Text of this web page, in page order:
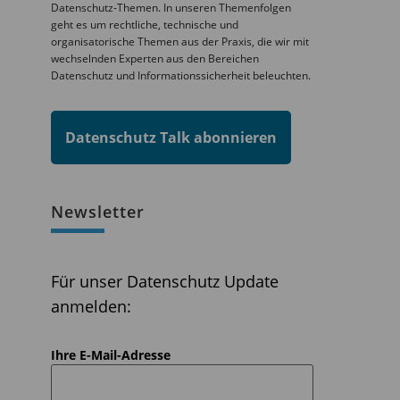
Datenschutz-Themen. In unseren Themenfolgen
geht es um rechtliche, technische und
organisatorische Themen aus der Praxis, die wir mit
wechselnden Experten aus den Bereichen
Datenschutz und Informationssicherheit beleuchten.
Datenschutz Talk abonnieren
Newsletter
Für unser Datenschutz Update
anmelden:
Ihre E-Mail-Adresse